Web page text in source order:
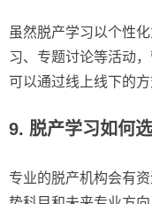
虽然脱产学习以个性
习、专题讨论等活动
可以通过线上线下的
9. 脱产学习如何
专业的脱产机构会有